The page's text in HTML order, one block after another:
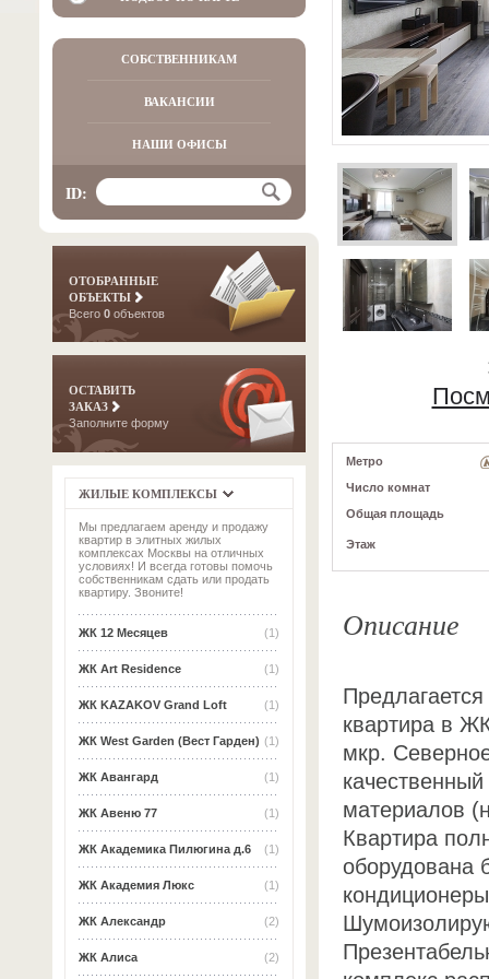
СОБСТВЕННИКАМ
ВАКАНСИИ
НАШИ ОФИСЫ
ID:
ОТОБРАННЫЕ
ОБЪЕКТЫ
Всего 0 объектов
ОСТАВИТЬ
ЗАКАЗ
Заполните форму
ЖИЛЫЕ КОМПЛЕКСЫ
Мы предлагаем аренду и продажу
квартир в элитных жилых
комплексах Москвы на отличных
условиях! И всегда готовы помочь
собственникам сдать или продать
квартиру. Звоните!
(1)
ЖК 12 Месяцев
(1)
ЖК Art Residence
(1)
ЖК KAZAKOV Grand Loft
(1)
ЖК West Garden (Вест Гарден)
(1)
ЖК Авангард
(1)
ЖК Авеню 77
(1)
ЖК Академика Пилюгина д.6
(1)
ЖК Академия Люкс
(2)
ЖК Александр
(2)
ЖК Алиса
Метро
Число комнат
Общая площадь
Этаж
Описание
квартира в
мкр.
материалов
Квартира
оборудована